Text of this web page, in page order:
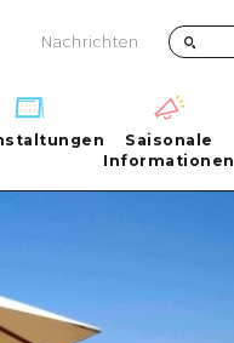
Nachrichten
City
Saisonale
Informationen
Foto-Download